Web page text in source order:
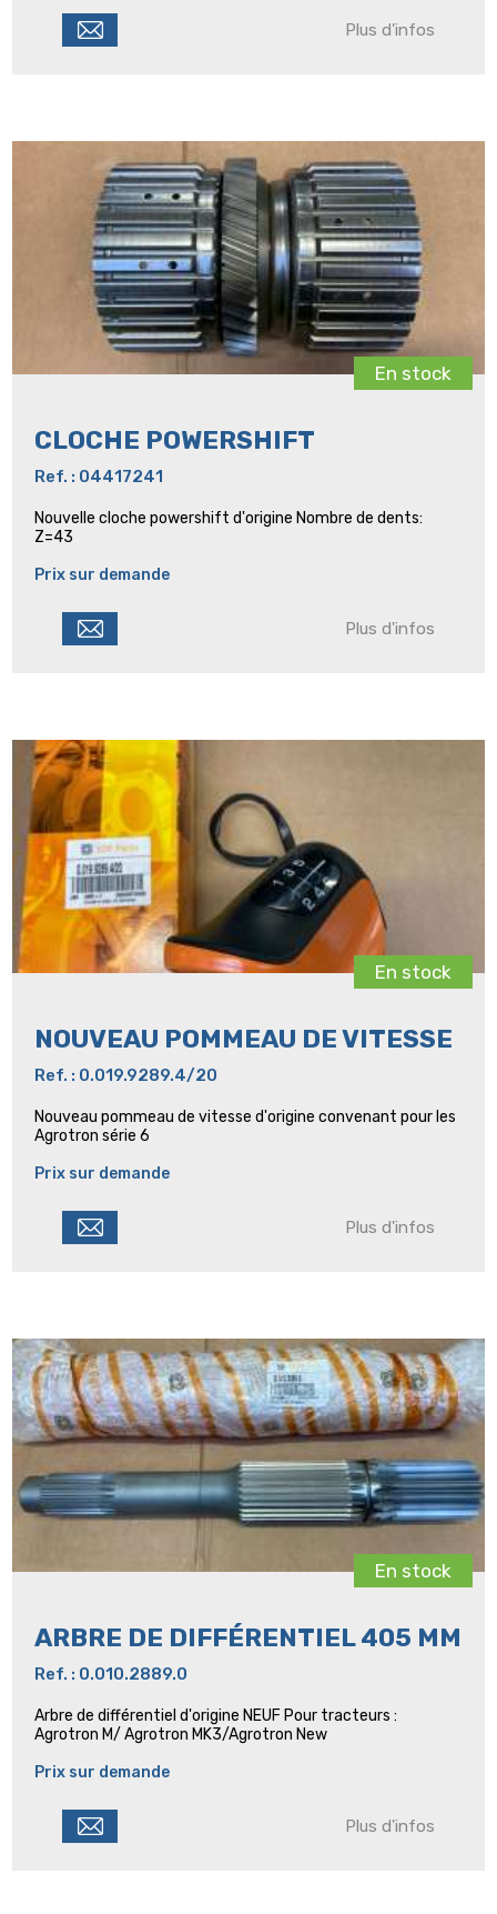
Plus d'infos
En stock
CLOCHE POWERSHIFT
Ref. : 04417241
Nouvelle cloche powershift d'origine Nombre de dents:
Z=43
Prix sur demande
Plus d'infos
En stock
NOUVEAU POMMEAU DE VITESSE
Ref. : 0.019.9289.4/20
Nouveau pommeau de vitesse d'origine convenant pour les
Agrotron série 6
Prix sur demande
Plus d'infos
En stock
ARBRE DE DIFFÉRENTIEL 405 MM
Ref. : 0.010.2889.0
Arbre de différentiel d'origine NEUF Pour tracteurs :
Agrotron M/ Agrotron MK3/Agrotron New
Prix sur demande
Plus d'infos